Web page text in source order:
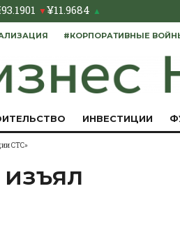
93.1901 ▼¥11.9684 ▲
#КОРПОРАТИВНЫЕ
ИНВЕСТИЦИИ
СТС»